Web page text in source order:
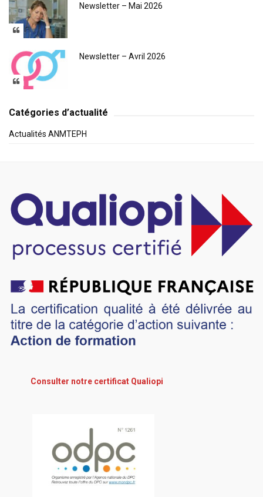
Newsletter – Mai 2026
Newsletter – Avril 2026
Catégories d’actualité
Actualités ANMTEPH
Consulter notre certificat Qualiopi